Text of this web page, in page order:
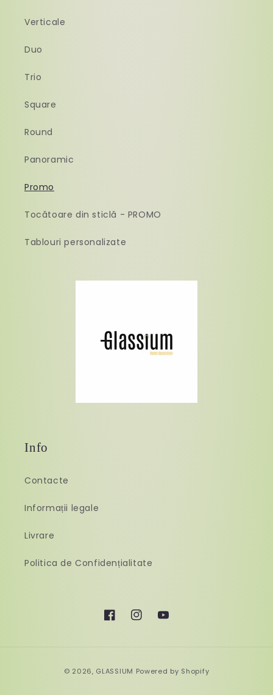
Verticale
Duo
Trio
Square
Round
Panoramic
Promo
Tocătoare din sticlă - PROMO
Tablouri personalizate
Info
Contacte
Informații legale
Livrare
Politica de Confidențialitate
FacebookInstagramYouTube
© 2026, GLASSIUM Powered by Shopify